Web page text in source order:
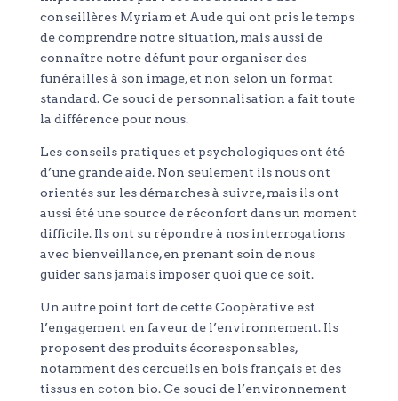
conseillères Myriam et Aude qui ont pris le temps
de comprendre notre situation, mais aussi de
connaître notre défunt pour organiser des
funérailles à son image, et non selon un format
standard. Ce souci de personnalisation a fait toute
la différence pour nous.
Les conseils pratiques et psychologiques ont été
d’une grande aide. Non seulement ils nous ont
orientés sur les démarches à suivre, mais ils ont
aussi été une source de réconfort dans un moment
difficile. Ils ont su répondre à nos interrogations
avec bienveillance, en prenant soin de nous
guider sans jamais imposer quoi que ce soit.
Un autre point fort de cette Coopérative est
l’engagement en faveur de l’environnement. Ils
proposent des produits écoresponsables,
notamment des cercueils en bois français et des
tissus en coton bio. Ce souci de l’environnement